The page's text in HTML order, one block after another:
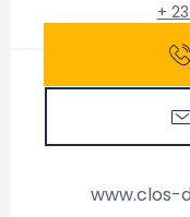
+
www.clos-